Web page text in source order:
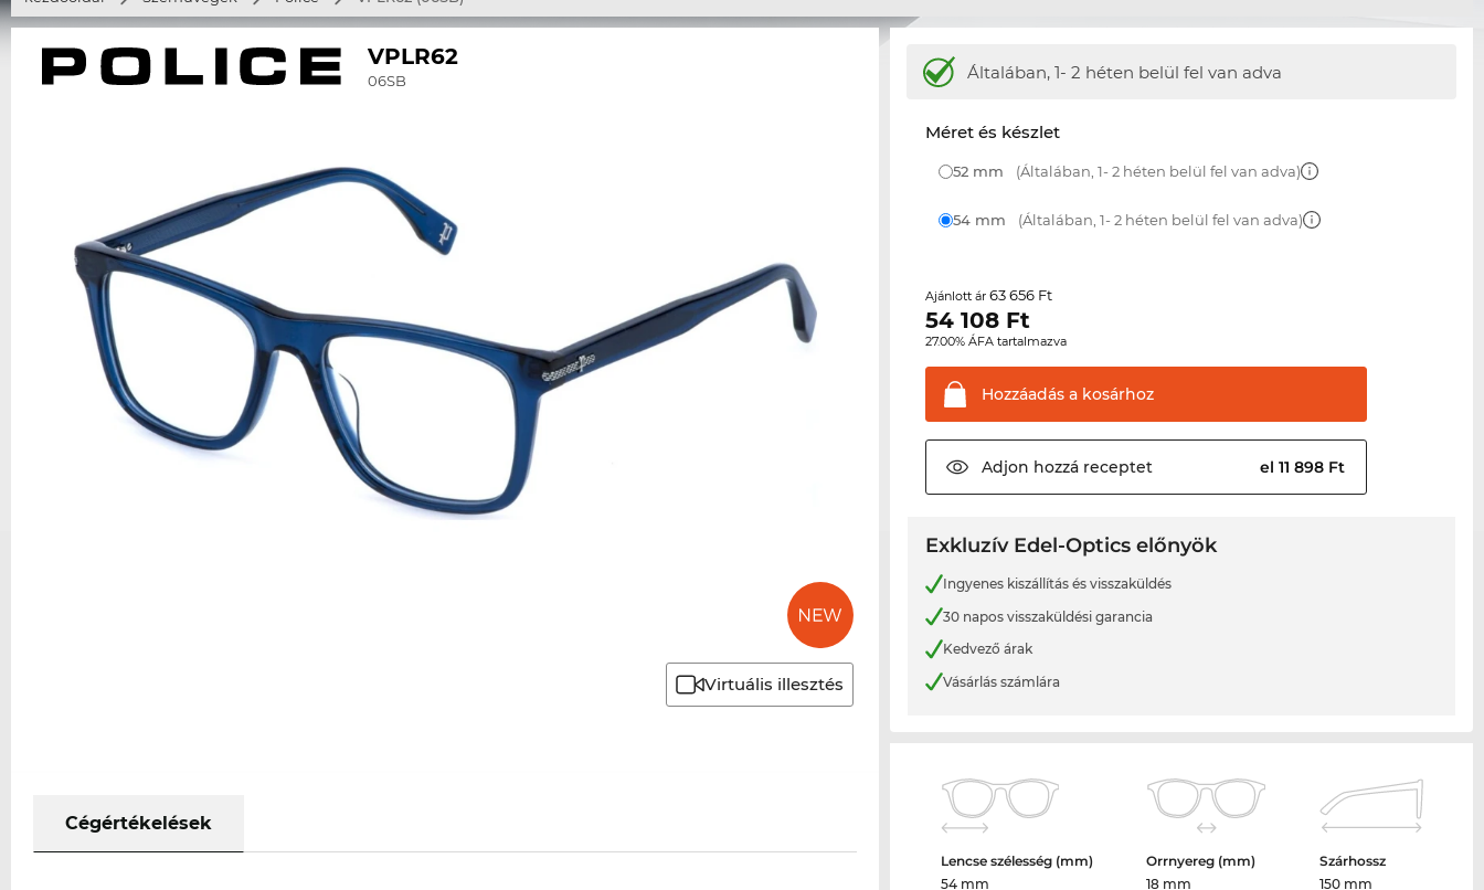
VPLR62
06SB
Virtuális illesztés
Cégértékelések
Általában, 1- 2 héten belül fel van adva
Méret és készlet
52 mm (Általában, 1- 2 héten belül fel van adva)
54 mm (Általában, 1- 2 héten belül fel van adva)
Ajánlott ár63 656 Ft
54 108 Ft
27.00% ÁFA tartalmazva
Hozzáadás a kosárhoz
Adjon hozzá receptet el 11 898 Ft
Exkluzív Edel-Optics előnyök
Ingyenes kiszállítás és visszaküldés
30 napos visszaküldési garancia
Kedvező árak
Vásárlás számlára
Lencse szélesség (mm)
54 mm
Orrnyereg (mm)
18 mm
Szárhossz
150 mm